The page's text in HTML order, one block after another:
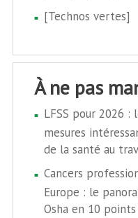
[Technos vertes]
à ne pas
LFSS pour 2026 :
mesures
de la santé au
Cancers
Europe : le
Osha en 10